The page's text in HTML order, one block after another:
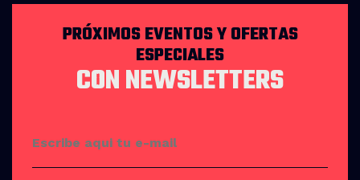
PRÓXIMOS EVENTOS Y OFERTAS
ESPECIALES
CON NEWSLETTERS